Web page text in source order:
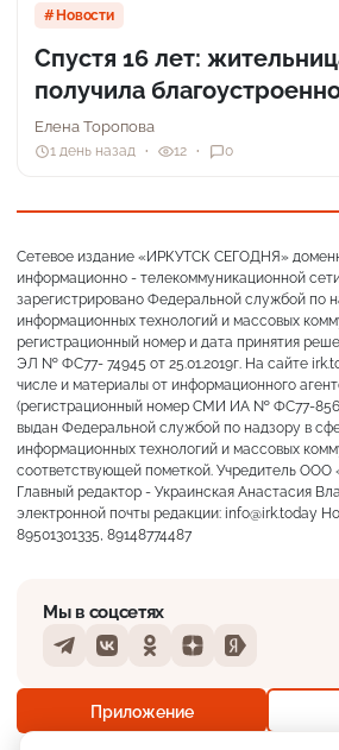
+21° Ощущается как
Новости
Спустя 16 лет:
получила
Елена Торопова
1 день назад 12 0
Сетевое издание «ИРКУТСК СЕГОДНЯ»
информационно - телекоммуникационной
зарегистрировано Федеральной службой по
информационных технологий и массовых
регистрационный номер и дата принятия
ЭЛ № ФС77- 74945 от 25.01.2019г. На сайте
числе и материалы от информационного
(регистрационный номер СМИ ИА № ФС77-
выдан Федеральной службой по надзору в
информационных технологий и массовых
соответствующей пометкой. Учредитель ООО
Главный редактор - Украинская Анастасия
электронной почты редакции: info@irk.today
89501301335, 89148774487
Мы в соцсетях
TelegramVKontakteOdnoklassniki
DzenYandex
Приложение